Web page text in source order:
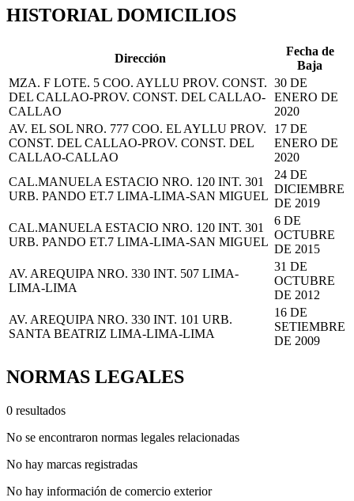
HISTORIAL DOMICILIOS
Dirección
Fecha de
Baja
MZA. F LOTE. 5 COO. AYLLU PROV. CONST.
DEL CALLAO-PROV. CONST. DEL CALLAO-
CALLAO
30 DE
ENERO DE
2020
AV. EL SOL NRO. 777 COO. EL AYLLU PROV.
CONST. DEL CALLAO-PROV. CONST. DEL
CALLAO-CALLAO
17 DE
ENERO DE
2020
CAL.MANUELA ESTACIO NRO. 120 INT. 301
URB. PANDO ET.7 LIMA-LIMA-SAN MIGUEL
24 DE
DICIEMBRE
DE 2019
CAL.MANUELA ESTACIO NRO. 120 INT. 301
URB. PANDO ET.7 LIMA-LIMA-SAN MIGUEL
6 DE
OCTUBRE
DE 2015
AV. AREQUIPA NRO. 330 INT. 507 LIMA-
LIMA-LIMA
31 DE
OCTUBRE
DE 2012
AV. AREQUIPA NRO. 330 INT. 101 URB.
SANTA BEATRIZ LIMA-LIMA-LIMA
16 DE
SETIEMBRE
DE 2009
NORMAS LEGALES
0 resultados
No se encontraron normas legales relacionadas
No hay marcas registradas
No hay información de comercio exterior